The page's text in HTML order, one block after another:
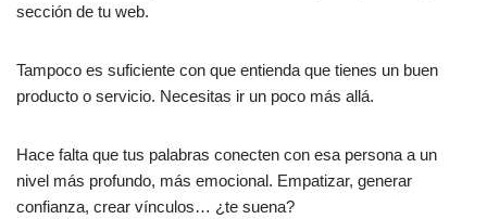
sección de tu web.
Tampoco es suficiente con que entienda que tienes un buen
producto o servicio. Necesitas ir un poco más allá.
Hace falta que tus palabras conecten con esa persona a un
nivel más profundo, más emocional. Empatizar, generar
confianza, crear vínculos… ¿te suena?